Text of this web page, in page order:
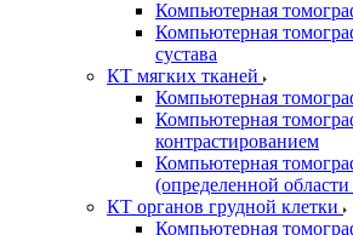
Компьютерная
Компьютерная
сустава
КТ мягких тканей
Компьютерная
Компьютерная
контрастированием
Компьютерная
(определенной области
КТ органов грудной клетки
Компьютерная